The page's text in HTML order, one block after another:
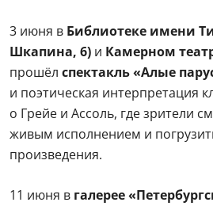
3 июня в Библиотеке имени
Шкапина, 6) и Камерном
прошёл спектакль«Алые
и поэтическая интерпретация
о Грейе и Ассоль, где зрители
живым исполнением и
произведения.
11 июня в галерее